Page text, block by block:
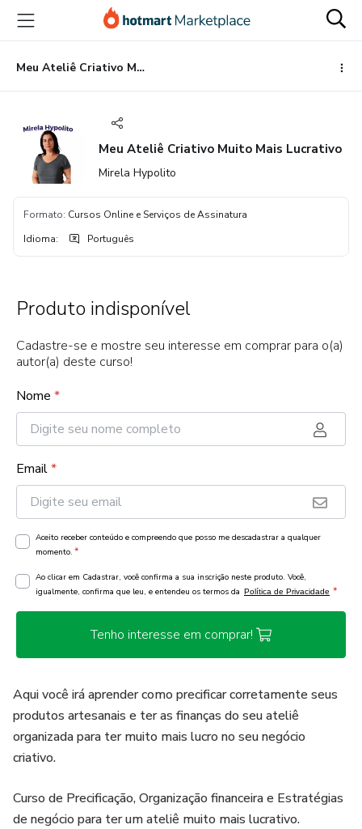
para
conteúdo
principal
para
pagamento
para
rodapé
Meu Ateliê Criativo Muito Mais Lucrativo
Meu Ateliê Criativo Muito Mais Lucrativo
Mirela Hypolito
Formato: Cursos Online e Serviços de Assinatura
Idioma: Português
Produto indisponível
Cadastre-se e mostre seu interesse em comprar para o(a)
autor(a) deste curso!
Nome *
Email*
Aceito receber conteúdo e compreendo que posso me descadastrar a qualquer
momento. *
Ao clicar em Cadastrar, você confirma a sua inscrição neste produto. Você,
igualmente, confirma que leu, e entendeu os termos da Política de Privacidade *
Tenho interesse em comprar!
Aqui você irá aprender como precificar corretamente seus
produtos artesanais e ter as finanças do seu ateliê
organizada para ter muito mais lucro no seu negócio
criativo.
Curso de Precificação, Organização financeira e Estratégias
de negócio para ter um ateliê muito mais lucrativo.